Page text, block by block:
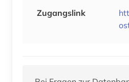
Zugangslink